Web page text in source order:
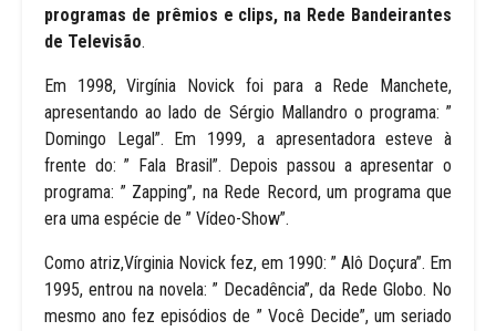
programas de prêmios e clips, na Rede Bandeirantes
de Televisão.
Em 1998, Virgínia Novick foi para a Rede Manchete,
apresentando ao lado de Sérgio Mallandro o programa: ”
Domingo Legal”. Em 1999, a apresentadora esteve à
frente do: ” Fala Brasil”. Depois passou a apresentar o
programa: ” Zapping”, na Rede Record, um programa que
era uma espécie de ” Vídeo-Show”.
Como atriz,Vírginia Novick fez, em 1990: ” Alô Doçura”. Em
1995, entrou na novela: ” Decadência”, da Rede Globo. No
mesmo ano fez episódios de ” Você Decide”, um seriado